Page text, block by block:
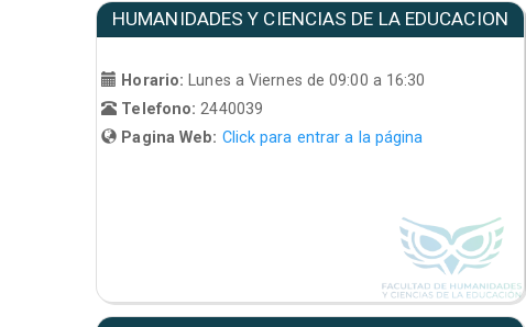
HUMANIDADES Y CIENCIAS DE LA EDUCACION
Horario:
Lunes a Viernes de 09:00 a 16:30
Telefono: 2440039
Pagina Web: Click para entrar a la página